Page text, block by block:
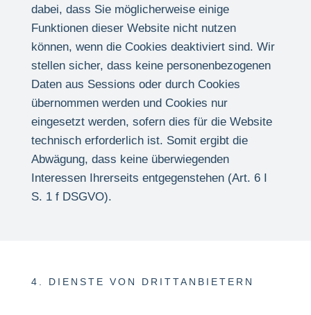
dabei, dass Sie möglicherweise einige
Funktionen dieser Website nicht nutzen
können, wenn die Cookies deaktiviert sind. Wir
stellen sicher, dass keine personenbezogenen
Daten aus Sessions oder durch Cookies
übernommen werden und Cookies nur
eingesetzt werden, sofern dies für die Website
technisch erforderlich ist. Somit ergibt die
Abwägung, dass keine überwiegenden
Interessen Ihrerseits entgegenstehen (Art. 6 I
S. 1 f DSGVO).
4. DIENSTE VON DRITTANBIETERN